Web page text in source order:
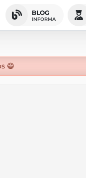
BLOG
INFORMA
😄